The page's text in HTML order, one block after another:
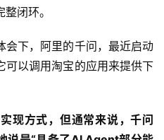
闭环。
会下，阿里的千问，最近启动
可以调用淘宝的应用来提供下
现方式，但通常来说，千问